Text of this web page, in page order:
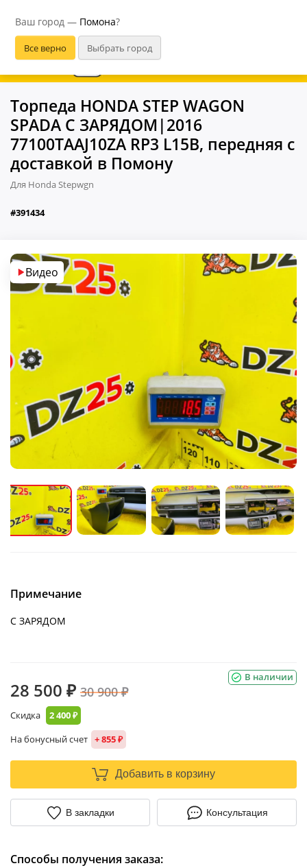
Ваш город — Помона?
В приложении удобнее
Торпеда HONDA STEP WAGON
SPADA С ЗАРЯДОМ|2016
77100TAAJ10ZA RP3 L15B, передняя с
доставкой в Помону
Для Honda Stepwgn
#391434
Видео
Примечание
С ЗАРЯДОМ
В наличии
28 500 ₽ 30 900 ₽
Скидка 2 400 ₽
На бонусный счет + 855 ₽
Добавить в корзину
В закладки Консультация
Способы получения заказа: